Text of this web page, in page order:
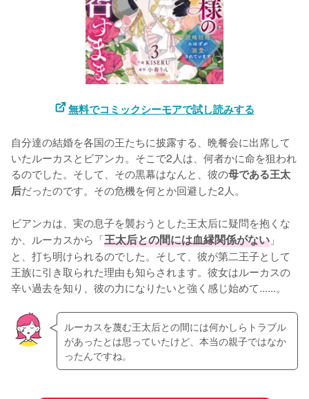
無料でコミックシーモアで試し読みする
自分達の結婚を各国の王たちに披露する、晩餐会に出席して
いたルーカスとビアンカ。そこで2人は、何者かに命を狙われ
るのでした。そして、その黒幕はなんと、彼の母である王太
后だったのです。その危機を何とか回避した2人。
ビアンカは、実の息子を襲おうとした王太后に疑問を抱くな
か、ルーカスから「王太后との間には血縁関係がない 」
と、打ち明けられるのでした。そして、彼が第二王子として
王族に引き取られた理由も知らされます。彼女はルーカスの
辛い過去を知り、彼の力になりたいと強く感じ始めて......。
ルーカスを蔑む王太后との間には何かしらトラブル
があったとは思っていたけど、本当の親子ではなか
ったんですね。